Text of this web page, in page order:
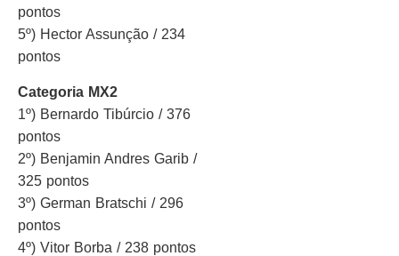
pontos
5º) Hector Assunção / 234
pontos
Categoria MX2
1º) Bernardo Tibúrcio / 376
pontos
2º) Benjamin Andres Garib /
325 pontos
3º) German Bratschi / 296
pontos
4º) Vitor Borba / 238 pontos